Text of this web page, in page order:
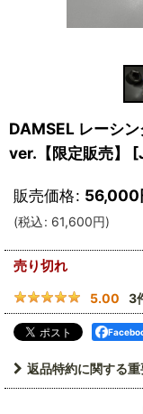
DAMSEL レーシ
ver.【限定販売】
[
販売価格: 56,000
(税込: 61,600円)
売り切れ
5.00 3
返品特約に関する